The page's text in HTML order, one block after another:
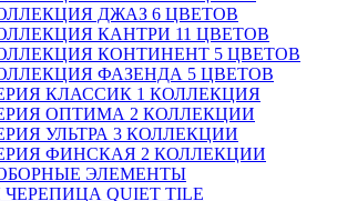
ДЖАЗ 6 ЦВЕТОВ
КАНТРИ 11 ЦВЕТОВ
КОНТИНЕНТ 5 ЦВЕТОВ
ФАЗЕНДА 5 ЦВЕТОВ
КЛАССИК 1 КОЛЛЕКЦИЯ
ОПТИМА 2 КОЛЛЕКЦИИ
УЛЬТРА 3 КОЛЛЕКЦИИ
ФИНСКАЯ 2 КОЛЛЕКЦИИ
ЭЛЕМЕНТЫ
QUIET TILE